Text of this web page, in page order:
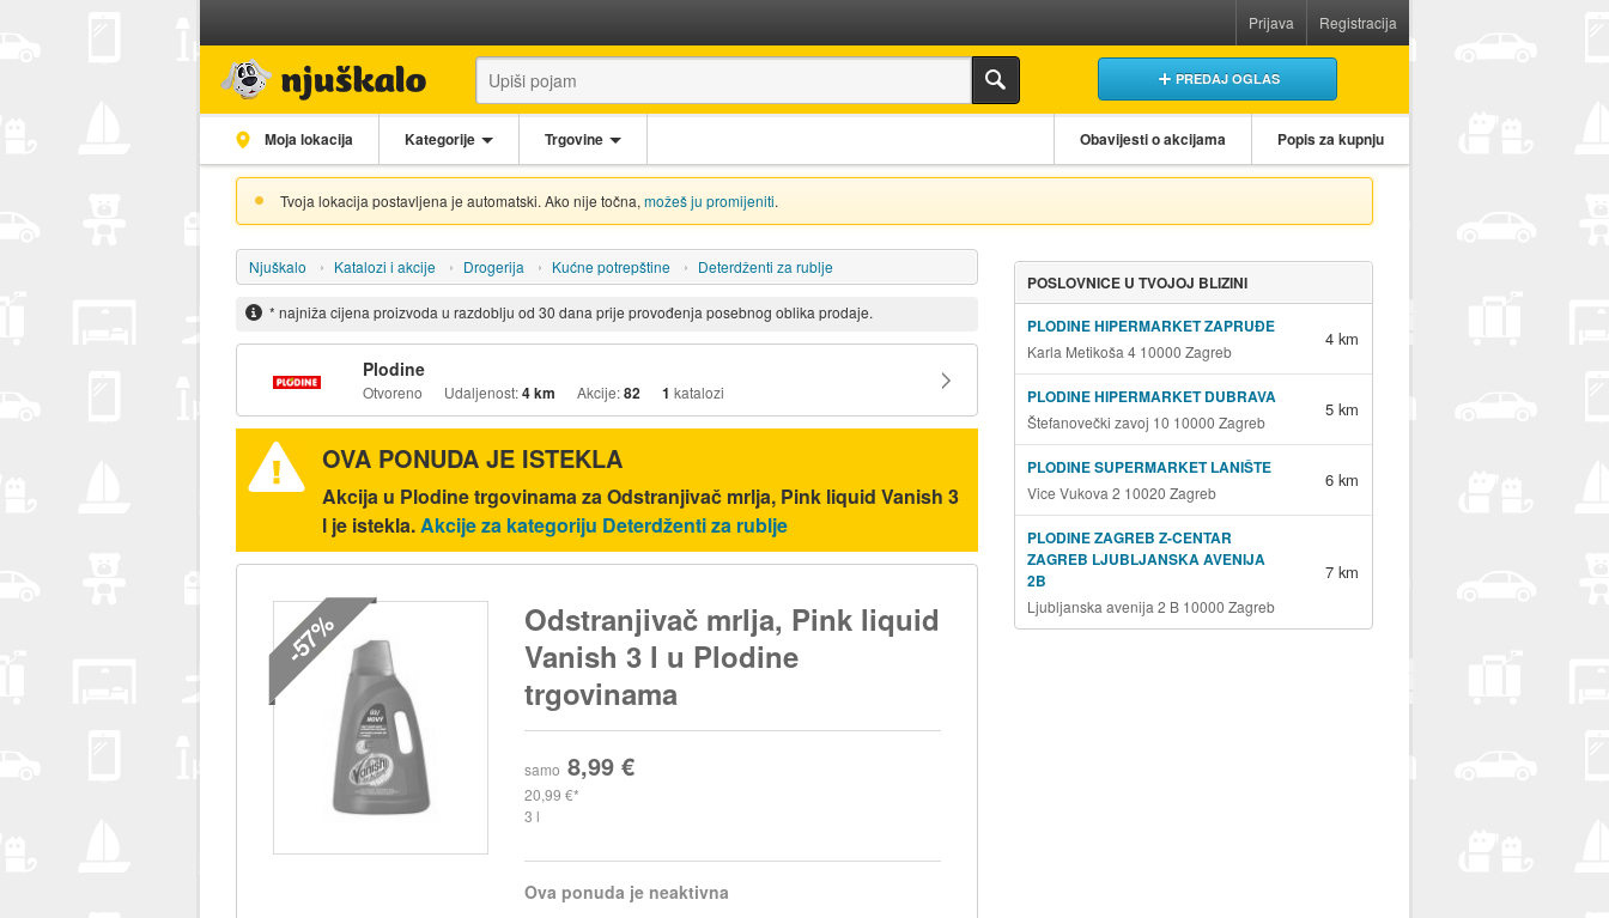
Prijava Registracija
PREDAJ OGLAS
Moja lokacija Kategorije Trgovine Obavijesti o akcijama Popis za kupnju
Tvoja lokacija postavljena je automatski. Ako nije točna, možeš ju promijeniti.
Njuškalo Katalozi i akcije Drogerija Kućne potrepštine Deterdženti za rublje
* najniža cijena proizvoda u razdoblju od 30 dana prije provođenja posebnog oblika prodaje.
Plodine
Otvoreno Udaljenost:4 km Akcije:82 1 katalozi
OVA PONUDA JE ISTEKLA
Akcija u Plodine trgovinama za Odstranjivač mrlja, Pink liquid Vanish 3
l je istekla.Akcije za kategoriju Deterdženti za rublje
-57%
Odstranjivač mrlja, Pink liquid
Vanish 3 l u Plodine
trgovinama
samo 8,99 €
20,99 €
3 l
Ova ponuda je neaktivna
POSLOVNICE U TVOJOJ BLIZINI
PLODINE HIPERMARKET ZAPRUĐE
Karla Metikoša 4 10000 Zagreb
4 km
PLODINE HIPERMARKET DUBRAVA
Štefanovečki zavoj 10 10000 Zagreb
5 km
PLODINE SUPERMARKET LANIŠTE
Vice Vukova 2 10020 Zagreb
6 km
PLODINE ZAGREB Z-CENTAR
ZAGREB LJUBLJANSKA AVENIJA
2B
Ljubljanska avenija 2 B 10000 Zagreb
7 km